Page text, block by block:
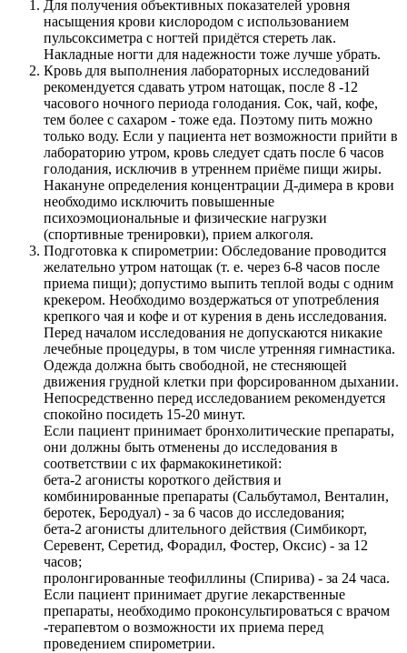
Для получения объективных показателей уровня
насыщения крови кислородом с использованием
пульсоксиметра с ногтей придётся стереть лак.
Накладные ногти для надежности тоже лучше убрать.
Кровь для выполнения лабораторных исследований
рекомендуется сдавать утром натощак, после 8 -12
часового ночного периода голодания. Сок, чай, кофе,
тем более с сахаром - тоже еда. Поэтому пить можно
только воду. Если у пациента нет возможности прийти в
лабораторию утром, кровь следует сдать после 6 часов
голодания, исключив в утреннем приёме пищи жиры.
Накануне определения концентрации Д-димера в крови
необходимо исключить повышенные
психоэмоциональные и физические нагрузки
(спортивные тренировки), прием алкоголя.
Подготовка к спирометрии: Обследование проводится
желательно утром натощак (т. е. через 6-8 часов после
приема пищи); допустимо выпить теплой воды с одним
крекером. Необходимо воздержаться от употребления
крепкого чая и кофе и от курения в день исследования.
Перед началом исследования не допускаются никакие
лечебные процедуры, в том числе утренняя гимнастика.
Одежда должна быть свободной, не стесняющей
движения грудной клетки при форсированном дыхании.
Непосредственно перед исследованием рекомендуется
спокойно посидеть 15-20 минут.
Если пациент принимает бронхолитические препараты,
они должны быть отменены до исследования в
соответствии с их фармакокинетикой:
бета-2 агонисты короткого действия и
комбинированные препараты (Сальбутамол, Венталин,
беротек, Беродуал) - за 6 часов до исследования;
бета-2 агонисты длительного действия (Симбикорт,
Серевент, Серетид, Форадил, Фостер, Оксис) - за 12
часов;
пролонгированные теофиллины (Спирива) - за 24 часа.
Если пациент принимает другие лекарственные
препараты, необходимо проконсультироваться с врачом
-терапевтом о возможности их приема перед
проведением спирометрии.